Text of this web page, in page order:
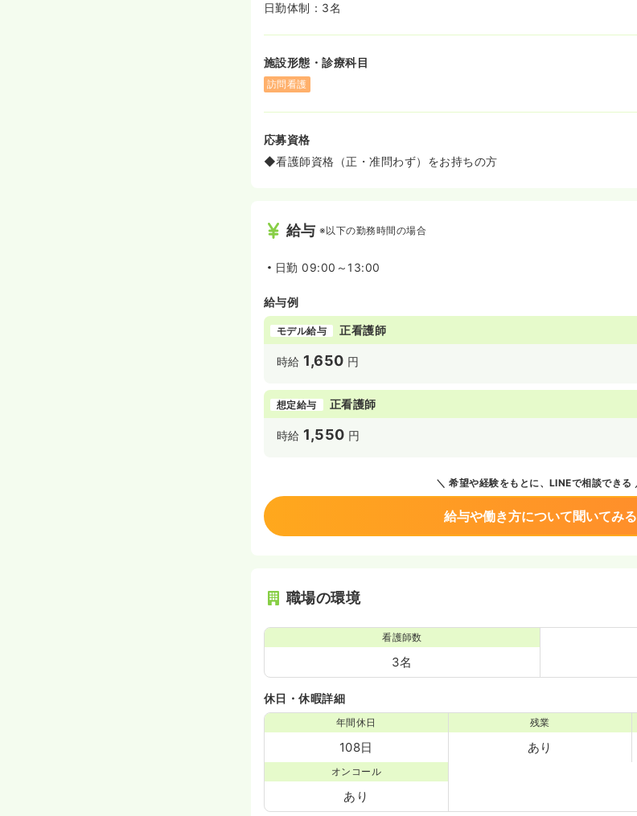
日勤体制：3名
施設形態・診療科目
訪問看護
応募資格
◆看護師資格（正・准問わず）をお持ちの方
給与 ※以下の勤務時間の場合
日勤 09:00～13:00
給与例
モデル給与 正看護師
時給 1,650 円
想定給与 正看護師
時給 1,550 円
希望や経験をもとに、LINEで相談できる
給与や働き方について聞いてみる
職場の環境
看護師数
3名
休日・休暇詳細
年間休日
108日
残業
あり
オンコール
あり